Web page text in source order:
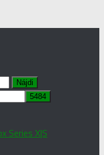
Series X|S